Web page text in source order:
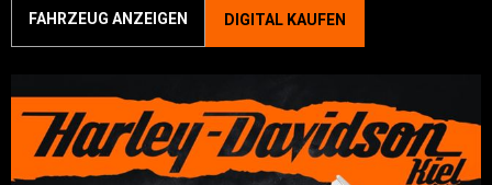
FAHRZEUG ANZEIGEN DIGITAL KAUFEN